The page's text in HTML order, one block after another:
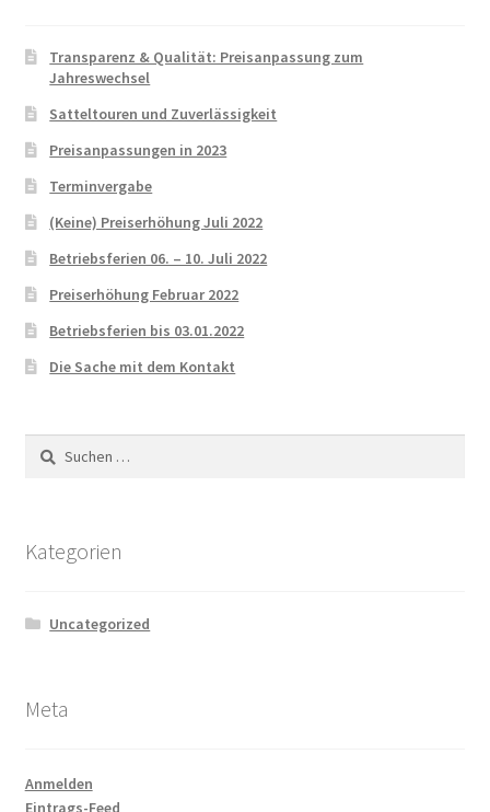
Transparenz & Qualität: Preisanpassung zum
Jahreswechsel
Satteltouren und Zuverlässigkeit
Preisanpassungen in 2023
Terminvergabe
(Keine) Preiserhöhung Juli 2022
Betriebsferien 06. – 10. Juli 2022
Preiserhöhung Februar 2022
Betriebsferien bis 03.01.2022
Die Sache mit dem Kontakt
Suchen
nach:
Kategorien
Uncategorized
Meta
Anmelden
Eintrags-Feed